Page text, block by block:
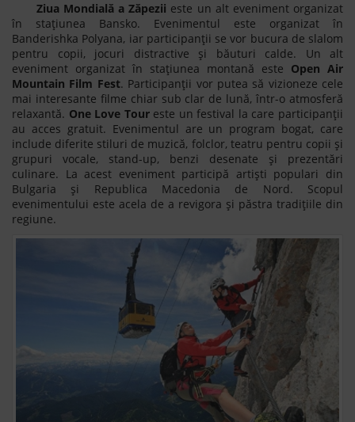
Ziua Mondială a Zăpezii este un alt eveniment organizat
în stațiunea Bansko. Evenimentul este organizat în
Banderishka Polyana, iar participanţii se vor bucura de slalom
pentru copii, jocuri distractive şi băuturi calde. Un alt
eveniment organizat în stațiunea montană este Open Air
Mountain Film Fest. Participanţii vor putea să vizioneze cele
mai interesante filme chiar sub clar de lună, într-o atmosferă
relaxantă. One Love Toureste un festival la care participanții
au acces gratuit. Evenimentul are un program bogat, care
include diferite stiluri de muzică, folclor, teatru pentru copii și
grupuri vocale, stand-up, benzi desenate și prezentări
culinare. La acest eveniment participă artiști populari din
Bulgaria și Republica Macedonia de Nord. Scopul
evenimentului este acela de a revigora și păstra tradițiile din
regiune.